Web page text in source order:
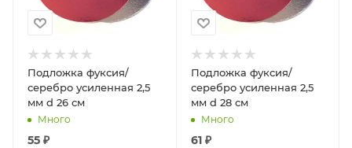
Подложка фуксия/
серебро усиленная 2,5
мм d 26 см
Много
55 ₽
Подложка фуксия/
серебро усиленная 2,5
мм d 28 см
Много
61₽